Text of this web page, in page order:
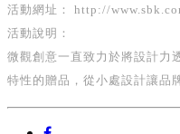
活動網址： http://
活動說明：
微觀創意一直致力於將設計力
特性的贈品，從小處設計讓品